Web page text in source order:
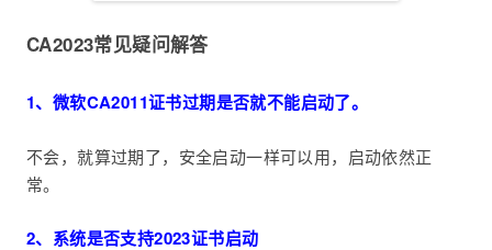
CA2023常见疑问解答
1、微软CA2011证书过期是否就不能启动了。
不会，就算过期了，安全启动一样可以用，启动依然正
常。
2、系统是否支持2023证书启动